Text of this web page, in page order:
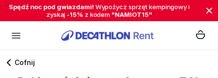
Spędź noc pod gwiazdami! Wypożycz sprzęt kempingowy i
zyskaj -15% z kodem "NAMIOT15"
Cofnij